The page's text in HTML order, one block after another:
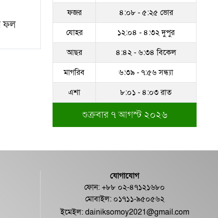
ফল
সম্পদের পাহাড় গড়েছেন
নকল নবিশ আতাউর রহমান
অবশেষে বরখাস্ত রাজউকের
শফিউল্লাহ বাবু
১৮ জুলাই সব মোবাইল
গ্রাহকরা পাবেন ১ জিবি ফ্রি
শেরে বাংলা বালিকা
নিয়োগ পরিক্ষা’
ফজর
৪:০৮ - ৫:২৫ ভোর
যোহর
১২:০৪ - ৪:৩২ দুপুর
আছর
৪:৪২ - ৬:৩৪ বিকেল
মাগরিব
৬:৩৯ - ৭:৫৬ সন্ধ্যা
এশা
৮:০১ - ৪:০৩ রাত
শুক্রবার ৭ আগস্ট ২০২৬
যোগাযোগ
ফোন: +৮৮ ০২-৪৭১২১৬৮০
মোবাইল: ০১৭১১-৯৫০৫৬২
ইমেইল:dainiksomoy2021@gmail.com